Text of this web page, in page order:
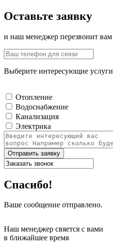
Оставьте заявку
и наш менеджер перезвонит вам
Выберите интересующие услуги
Отопление
Водоснабжение
Канализация
Электрика
Отправить заявку
Спасибо!
Ваше сообщение отправлено.
Наш менеджер свяется с вами
в ближайшее время